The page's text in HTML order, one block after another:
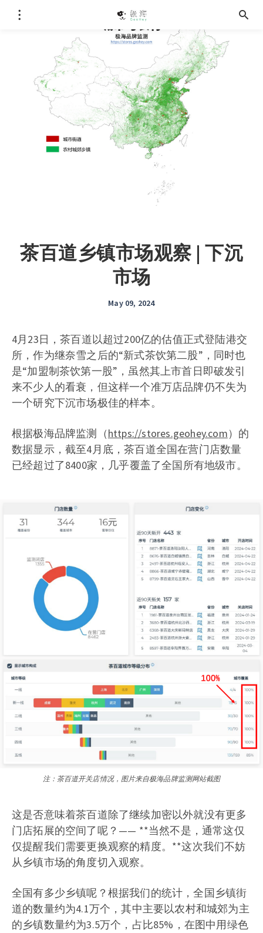
茶百道乡镇市场观察 | 下沉
市场
May 09, 2024
4月23日，茶百道以超过200亿的估值正式登陆港交
所，作为继奈雪之后的“新式茶饮第二股”，同时也
是“加盟制茶饮第一股”，虽然其上市首日即破发引
来不少人的看衰，但这样一个准万店品牌仍不失为
一个研究下沉市场极佳的样本。
根据极海品牌监测（https://stores.geohey.com）的
数据显示，截至4月底，茶百道全国在营门店数量
已经超过了8400家，几乎覆盖了全国所有地级市。
注：茶百道开关店情况，图片来自极海品牌监测网站截图
这是否意味着茶百道除了继续加密以外就没有更多
门店拓展的空间了呢？—— **当然不是，通常这仅
仅提醒我们需要更换观察的精度。**这次我们不妨
从乡镇市场的角度切入观察。
全国有多少乡镇呢？根据我们的统计，全国乡镇街
道的数量约为4.1万个，其中主要以农村和城郊为主
的乡镇数量约为3.5万个，占比85%，在图中用绿色